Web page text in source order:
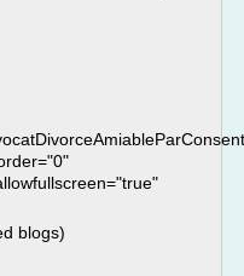
blogs)